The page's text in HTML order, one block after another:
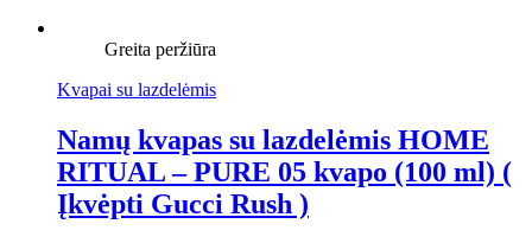
Greita peržiūra
Kvapai su lazdelėmis
Namų kvapas su lazdelėmis HOME
RITUAL – PURE 05 kvapo (100 ml) (
Įkvėpti Gucci Rush )